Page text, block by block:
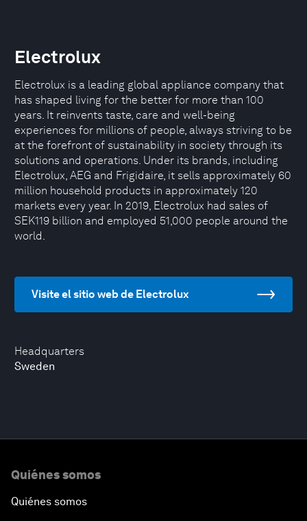
Headquarters
Sweden
Electrolux
Electrolux is a leading global appliance company that
has shaped living for the better for more than 100
years. It reinvents taste, care and well-being
experiences for millions of people, always striving to be
at the forefront of sustainability in society through its
solutions and operations. Under its brands, including
Electrolux, AEG and Frigidaire, it sells approximately 60
million household products in approximately 120
markets every year. In 2019, Electrolux had sales of
SEK119 billion and employed 51,000 people around the
world.
Visite el sitio web de Electrolux
Quiénes somos
Quiénes somos